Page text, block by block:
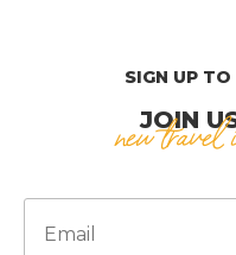
SIGN UP
JOIN
new travel